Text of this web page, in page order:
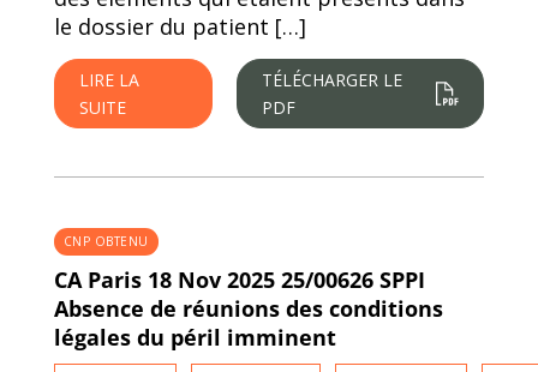
le dossier du patient […]
LIRE LA
SUITE
TÉLÉCHARGER LE
PDF
CNP OBTENU
CA Paris 18 Nov 2025 25/00626 SPPI
Absence de réunions des conditions
légales du péril imminent